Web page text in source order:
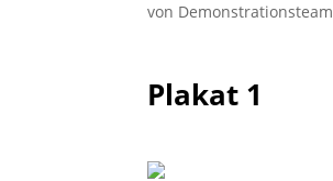
von Demonstrationsteam
Plakat 1